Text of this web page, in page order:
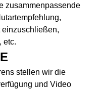
zusammenpassende
einzuschließen,
etc.
stellen wir die
und Video